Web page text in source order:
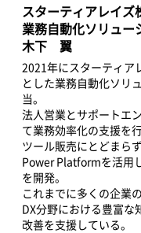
スターティアレイズ
業務自動化ソリュー
木下 翼
2021年にスターティア
とした業務自動化ソリ
当。
法人営業とサポートエ
て業務効率化の支援を行
ツール販売にとどまら
Power Platformを活用
を開発。
これまでに多くの企業
DX分野における豊富
改善を支援している。